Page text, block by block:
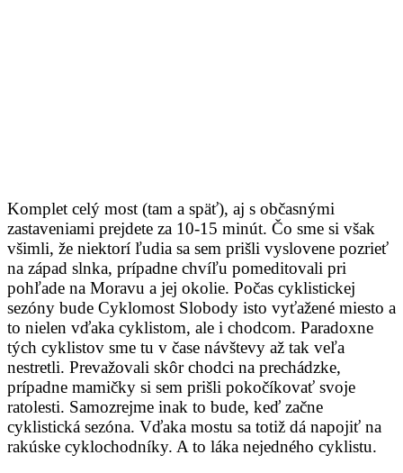
Komplet celý most (tam a späť), aj s občasnými
zastaveniami prejdete za 10-15 minút. Čo sme si však
všimli, že niektorí ľudia sa sem prišli vyslovene pozrieť
na západ slnka, prípadne chvíľu pomeditovali pri
pohľade na Moravu a jej okolie. Počas cyklistickej
sezóny bude Cyklomost Slobody isto vyťažené miesto a
to nielen vďaka cyklistom, ale i chodcom. Paradoxne
tých cyklistov sme tu v čase návštevy až tak veľa
nestretli. Prevažovali skôr chodci na prechádzke,
prípadne mamičky si sem prišli pokočíkovať svoje
ratolesti. Samozrejme inak to bude, keď začne
cyklistická sezóna. Vďaka mostu sa totiž dá napojiť na
rakúske cyklochodníky. A to láka nejedného cyklistu.